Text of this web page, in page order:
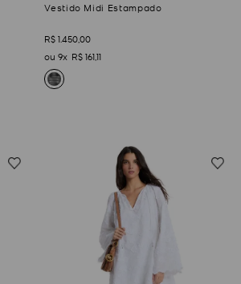
Vestido Midi Estampado
R$ 1.450,00
9
R$ 161,11